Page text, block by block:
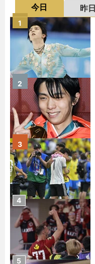
今日 昨日
1
2
3
4
5